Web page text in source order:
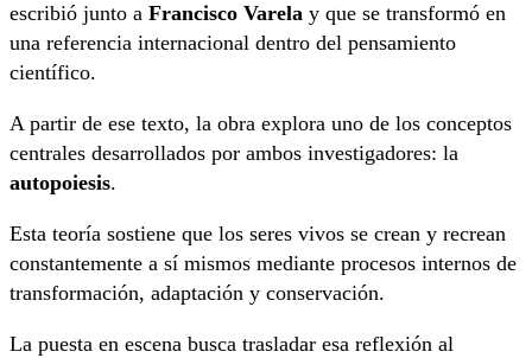
escribió junto a Francisco Varela y que se transformó en
una referencia internacional dentro del pensamiento
científico.
A partir de ese texto, la obra explora uno de los conceptos
centrales desarrollados por ambos investigadores: la
autopoiesis.
Esta teoría sostiene que los seres vivos se crean y recrean
constantemente a sí mismos mediante procesos internos de
transformación, adaptación y conservación.
La puesta en escena busca trasladar esa reflexión al